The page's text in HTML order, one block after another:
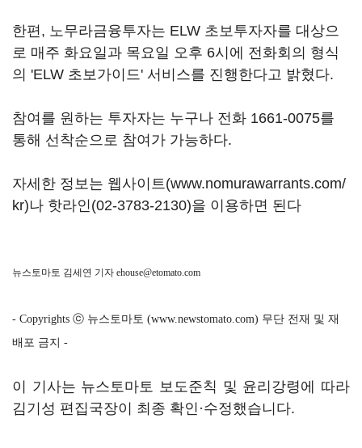
한편, 노무라금융투자는 ELW 초보투자자를 대상으
로 매주 화요일과 목요일 오후 6시에 전화회의 형식
의 'ELW 초보가이드' 서비스를 진행한다고 밝혔다.
참여를 원하는 투자자는 누구나 전화 1661-0075를
통해 선착순으로 참여가 가능하다.
자세한 정보는 웹사이트(www.nomurawarrants.com/
kr)나 핫라인(02-3783-2130)을 이용하면 된다
뉴스토마토 김세연 기자 ehouse@etomato.com
- Copyrights ⓒ 뉴스토마토 (www.newstomato.com) 무단 전재 및 재
배포 금지 -
이 기사는 뉴스토마토 보도준칙 및 윤리강령에 따라
김기성 편집국장이 최종 확인·수정했습니다.